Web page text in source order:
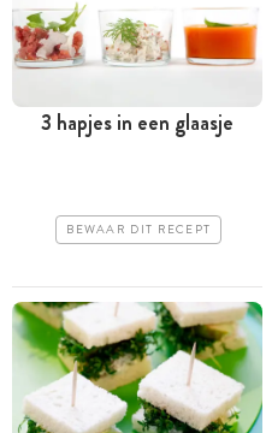
3 hapjes in een glaasje
BEWAAR DIT RECEPT